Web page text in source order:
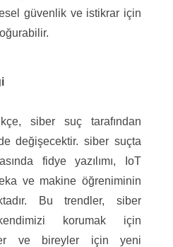
güvenlik ve istikrar için
siber suç tarafından
değişecektir. siber suçta
fidye yazılımı, IoT
ve makine öğreniminin
Bu trendler, siber
korumak için
ve bireyler için yeni